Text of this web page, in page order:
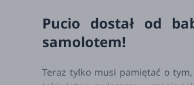
Pucio dostał od
samolotem!
Teraz tylko musi pamiętać o